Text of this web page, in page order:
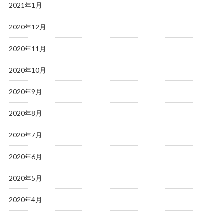
2021年1月
2020年12月
2020年11月
2020年10月
2020年9月
2020年8月
2020年7月
2020年6月
2020年5月
2020年4月